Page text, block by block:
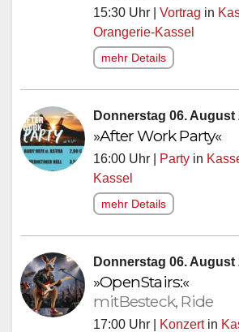
15:30 Uhr | Vortrag in
Orangerie-Kassel
mehr Details
Donnerstag 06. August
»After Work Party«
16:00 Uhr | Party in
Kassel
mehr Details
Donnerstag 06. August
»OpenStairs:«
mitBesteck, Ride
17:00 Uhr | Konzertin